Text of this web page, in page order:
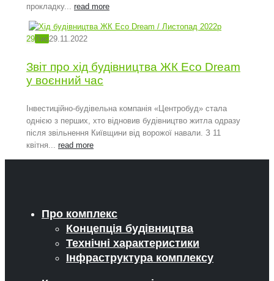
прокладку... read more
29Лис29.11.2022
Звіт про хід будівництва ЖК Eco Dream
у воєнний час
Інвестиційно-будівельна компанія «Центробуд» стала
однією з перших, хто відновив будівництво житла одразу
після звільнення Київщини від ворожої навали. З 11
квітня... read more
Про комплекс
Концепція будівництва
Технічні характеристики
Інфраструктура комплексу